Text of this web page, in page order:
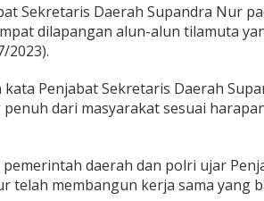
Sekretaris Daerah Supandra Nur
dilapangan alun-alun tilamuta
2023).
Penjabat Sekretaris Daerah
dari masyarakat sesuai
daerah dan polri ujar
telah membangun kerja sama yang